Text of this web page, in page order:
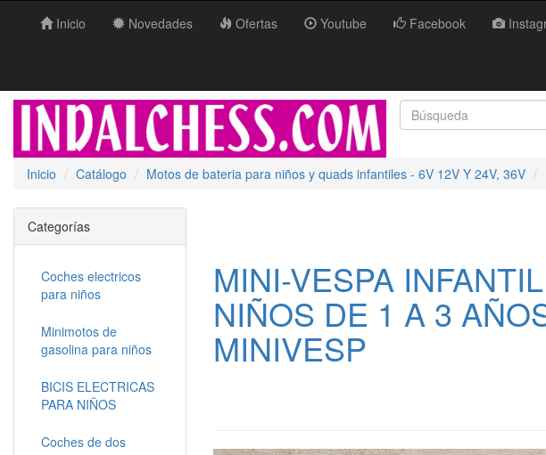
Inicio Novedades Ofertas Youtube Facebook
Inicio Catálogo Motos de bateria para niños y quads infantiles - 6V 12V Y 24V, 36V
MINI-VESPA
NIÑOS DE 1 A 3
MINIVESP
Categorías
Coches electricos
para niños
Minimotos de
gasolina para niños
BICIS ELECTRICAS
PARA NIÑOS
Coches de dos